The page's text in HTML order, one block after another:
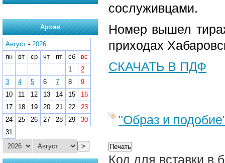
сослуживцами.
Номер вышел
приходах
СКАЧАТЬ В ПДФ
"Образ и
Код для вставки в
Архив
Август - 2026
пн
вт ср чт пт сб
вс
1
2
3
4 5 6 7 8
9
10
11 12 13 14 15
16
17
18 19 20 21 22
23
24
25 26 27 28 29
30
31
>